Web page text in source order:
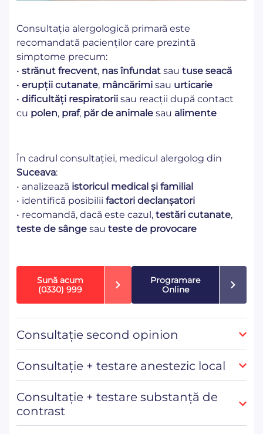
Consultația alergologică primară este
recomandată pacienților care prezintă
simptome precum:
• strănut frecvent, nas înfundat sau tuse seacă
• erupții cutanate, mâncărimi sau urticarie
• dificultăți respiratorii sau reacții după contact
cu polen, praf, păr de animale sau alimente
În cadrul consultației, medicul alergolog din
Suceava:
• analizează istoricul medical și familial
• identifică posibilii factori declanșatori
• recomandă, dacă este cazul, testări cutanate,
teste de sânge sau teste de provocare
Sună acum
(0330) 999
Programare
Online
Consultație second opinion
Consultație + testare anestezic local
Consultație + testare substanță de
contrast